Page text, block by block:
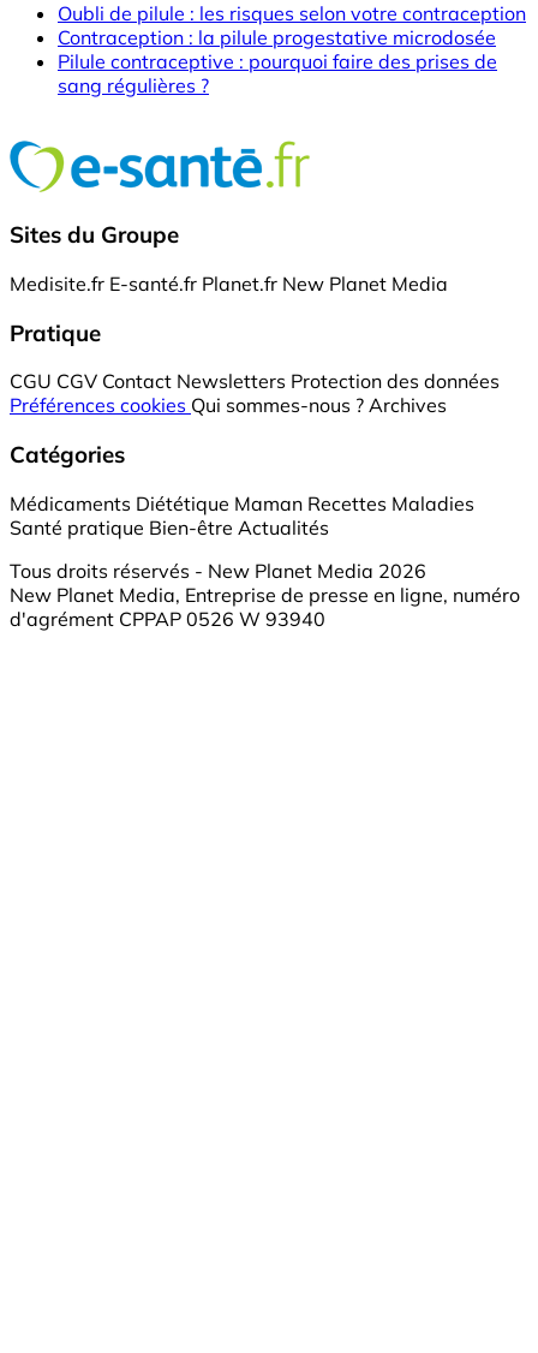
Oubli de pilule : les risques selon votre contraception
Contraception : la pilule progestative microdosée
Pilule contraceptive : pourquoi faire des prises de
sang régulières ?
Sites du Groupe
Medisite.fr E-santé.fr Planet.fr New Planet Media
Pratique
CGU CGV Contact Newsletters Protection des données
Préférences cookies Qui sommes-nous ? Archives
Catégories
Médicaments Diététique Maman Recettes Maladies
Santé pratique Bien-être Actualités
Tous droits réservés - New Planet Media 2026
New Planet Media, Entreprise de presse en ligne, numéro
d'agrément CPPAP 0526 W 93940